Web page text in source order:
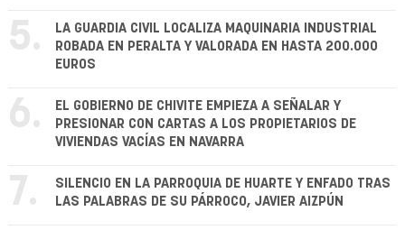
5.
LA GUARDIA CIVIL LOCALIZA MAQUINARIA INDUSTRIAL
ROBADA EN PERALTA Y VALORADA EN HASTA 200.000
EUROS
6.
EL GOBIERNO DE CHIVITE EMPIEZA A SEÑALAR Y
PRESIONAR CON CARTAS A LOS PROPIETARIOS DE
VIVIENDAS VACÍAS EN NAVARRA
7.
SILENCIO EN LA PARROQUIA DE HUARTE Y ENFADO TRAS
LAS PALABRAS DE SU PÁRROCO, JAVIER AIZPÚN